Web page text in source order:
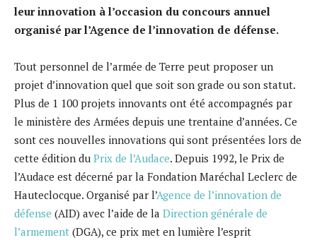
leur innovation à l’occasion du concours annuel
organisé par l’Agence de l’innovation de défense.
Tout personnel de l’armée de Terre peut proposer un
projet d’innovation quel que soit son grade ou son statut.
Plus de 1 100 projets innovants ont été accompagnés par
le ministère des Armées depuis une trentaine d’années. Ce
sont ces nouvelles innovations qui sont présentées lors de
cette édition du Prix de l’Audace. Depuis 1992, le Prix de
l’Audace est décerné par la Fondation Maréchal Leclerc de
Hauteclocque. Organisé par l’Agence de l’innovation de
défense (AID) avec l’aide de la Direction générale de
l’armement (DGA), ce prix met en lumière l’esprit